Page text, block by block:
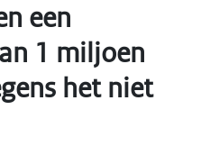
een
1 miljoen
het niet